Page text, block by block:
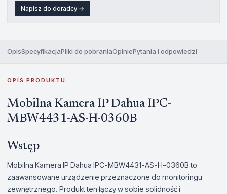
Napisz do doradcy →
OpisSpecyfikacjaPliki do pobraniaOpiniePytania i odpowiedzi
OPIS PRODUKTU
Mobilna Kamera IP Dahua IPC-
MBW4431-AS-H-0360B
Wstęp
Mobilna Kamera IP Dahua IPC-MBW4431-AS-H-0360B to
zaawansowane urządzenie przeznaczone do monitoringu
zewnętrznego. Produkt ten łączy w sobie solidność i